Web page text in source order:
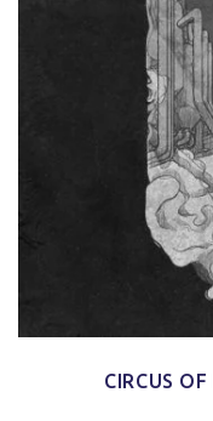
CIRCUS